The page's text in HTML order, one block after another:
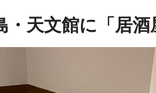
天文館に「居酒